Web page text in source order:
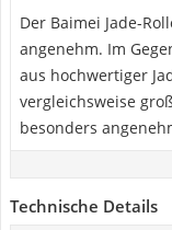
Der Baimei Jade-
angenehm. Im
aus hochwertiger
vergleichsweise
besonders
Technische Details